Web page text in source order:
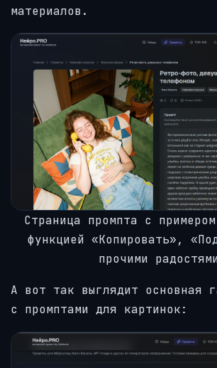
материалов.
Страница промпта с
функцией «Копировать»,
прочими
А вот так выглядит основная
с промптами для картинок: